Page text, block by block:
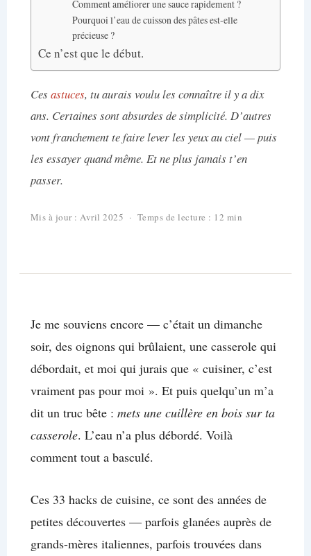
Comment améliorer une sauce rapidement ?
Pourquoi l’eau de cuisson des pâtes est-elle
précieuse ?
Ce n’est que le début.
Ces astuces, tu aurais voulu les connaître il y a dix
ans. Certaines sont absurdes de simplicité. D’autres
vont franchement te faire lever les yeux au ciel — puis
les essayer quand même. Et ne plus jamais t’en
passer.
Mis à jour : Avril 2025 · Temps de lecture : 12 min
Je me souviens encore — c’était un dimanche
soir, des oignons qui brûlaient, une casserole qui
débordait, et moi qui jurais que « cuisiner, c’est
vraiment pas pour moi ». Et puis quelqu’un m’a
dit un truc bête : mets une cuillère en bois sur ta
casserole. L’eau n’a plus débordé. Voilà
comment tout a basculé.
Ces 33 hacks de cuisine, ce sont des années de
petites découvertes — parfois glanées auprès de
grands-mères italiennes, parfois trouvées dans